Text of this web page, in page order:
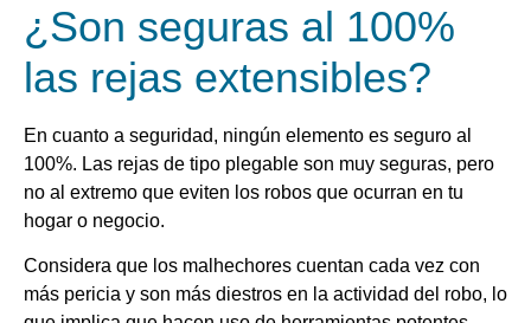
¿Son seguras al 100%
las rejas extensibles?
En cuanto a seguridad, ningún elemento es seguro al
100%. Las rejas de tipo plegable son muy seguras, pero
no al extremo que eviten los robos que ocurran en tu
hogar o negocio.
Considera que los malhechores cuentan cada vez con
más pericia y son más diestros en la actividad del robo, lo